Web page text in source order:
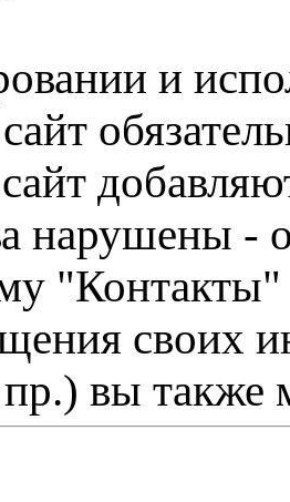
и
нарушены -
"Контакты"
своих
вы также